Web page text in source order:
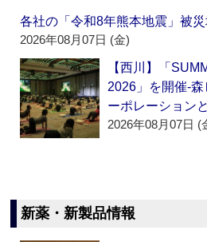
各社の「令和8年熊本地震」被
2026年08月07日 (金)
【西川】「
2026」を開催‐
ーポレーション
2026年08月07日 (
新薬・新製品情報